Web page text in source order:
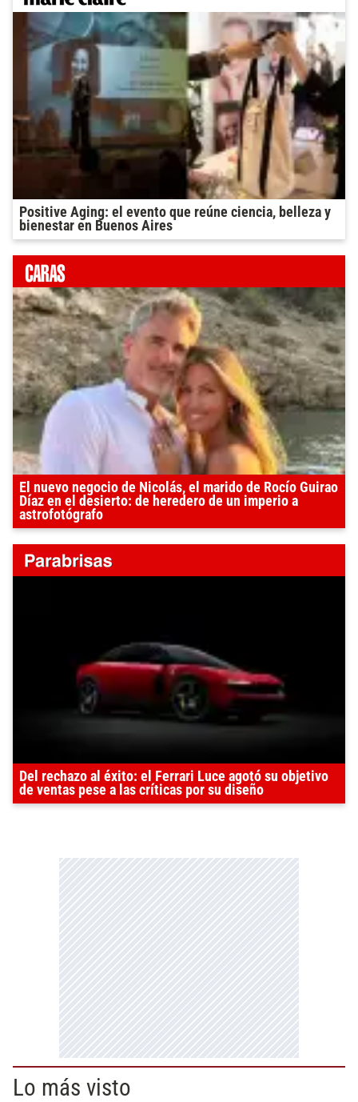
Positive Aging: el evento que reúne ciencia, belleza y
bienestar en Buenos Aires
El nuevo negocio de Nicolás, el marido de Rocío Guirao
Díaz en el desierto: de heredero de un imperio a
astrofotógrafo
Del rechazo al éxito: el Ferrari Luce agotó su objetivo
de ventas pese a las críticas por su diseño
Lo más visto